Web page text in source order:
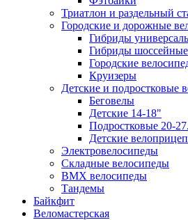
Триатлон и раздельный
Городские и дорожные
Гибриды
Гибриды шоссейные
Городские
Круизеры
Детские и подростковые
Беговелы
Детские 14-18"
Подростковые 20-
Детские
Электровелосипеды
Складные велосипеды
BMX велосипеды
Тандемы
Байкфит
Веломастерская